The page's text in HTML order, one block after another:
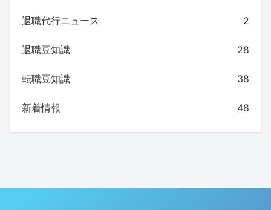
退職代行ニュース 2
退職豆知識 28
転職豆知識 38
新着情報 48